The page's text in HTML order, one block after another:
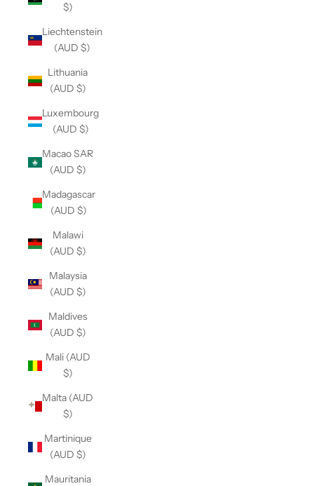
$)
Liechtenstein
(AUD $)
Lithuania
(AUD $)
Luxembourg
(AUD $)
Macao SAR
(AUD $)
Madagascar
(AUD $)
Malawi
(AUD $)
Malaysia
(AUD $)
Maldives
(AUD $)
Mali (AUD
$)
Malta (AUD
$)
Martinique
(AUD $)
Mauritania